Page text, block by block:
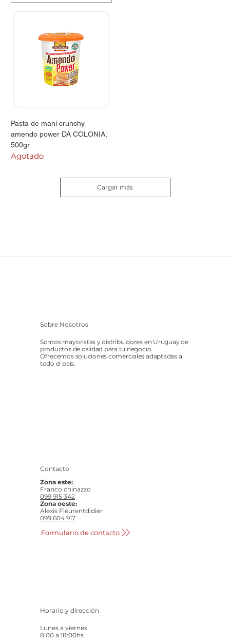
Pasta de maní crunchy
amendo power DA COLONIA,
500gr
Agotado
Cargar más
Sobre Nosotros
Somos mayoristas y distribuidores en Uruguay de
productos de calidad para tu negocio.
Ofrecemos soluciones comerciales adaptadas a
todo el país.
Contacto
Zona este:
Franco chinazzo
099 915 342
Zona oeste:
Alexis Fleurentdidier
099 604 917
Formulario de contacto
Horario y dirección
Lunes a viernes
8:00 a 18:00hs